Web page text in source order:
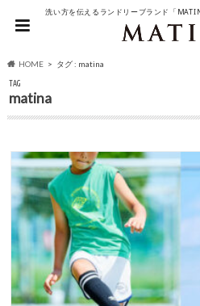
洗い方を伝えるランドリーブランド「
HOME タグ : matina
TAG
matina